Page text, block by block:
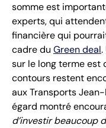
somme est
experts, qui
financière qui
cadre du Green deal.
sur le long terme est
contours restent
aux Transports
égard montré
d’investir beaucoup